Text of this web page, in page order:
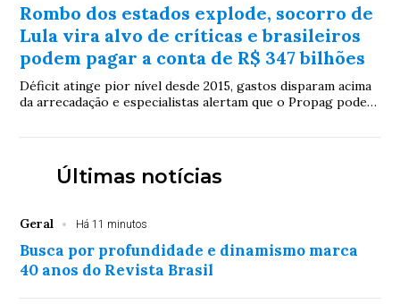
Rombo dos estados explode, socorro de
Lula vira alvo de críticas e brasileiros
podem pagar a conta de R$ 347 bilhões
Déficit atinge pior nível desde 2015, gastos disparam acima
da arrecadação e especialistas alertam que o Propag pode
contribuinte amanhã
Últimas notícias
Geral Há 11 minutos
Busca por profundidade e dinamismo marca
40 anos do Revista Brasil